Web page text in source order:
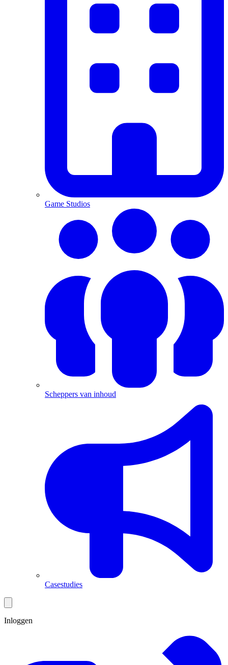
Game Studios
Scheppers van inhoud
Casestudies
Inloggen